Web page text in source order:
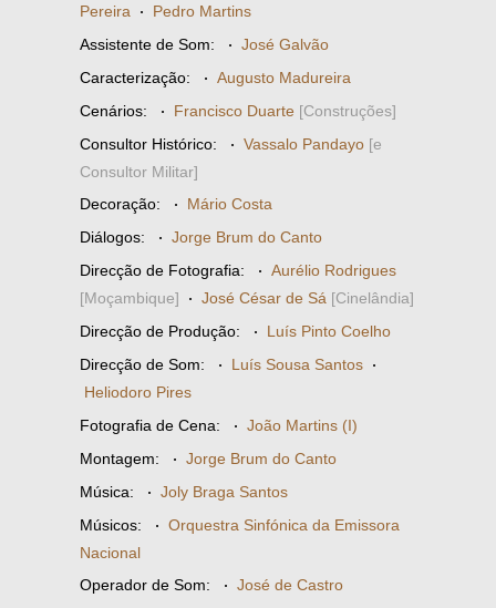
Pereira · Pedro Martins
Assistente de Som: · José Galvão
Caracterização: · Augusto Madureira
Cenários: · Francisco Duarte [Construções]
Consultor Histórico: · Vassalo Pandayo [e
Consultor Militar]
Decoração: · Mário Costa
Diálogos: · Jorge Brum do Canto
Direcção de Fotografia: · Aurélio Rodrigues
[Moçambique] · José César de Sá [Cinelândia]
Direcção de Produção: · Luís Pinto Coelho
Direcção de Som: · Luís Sousa Santos ·
Heliodoro Pires
Fotografia de Cena: · João Martins (I)
Montagem: · Jorge Brum do Canto
Música: · Joly Braga Santos
Músicos: · Orquestra Sinfónica da Emissora
Nacional
Operador de Som: · José de Castro